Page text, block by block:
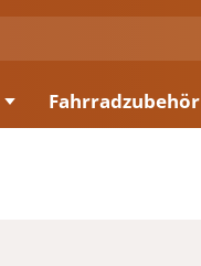
Fahrradzubehör